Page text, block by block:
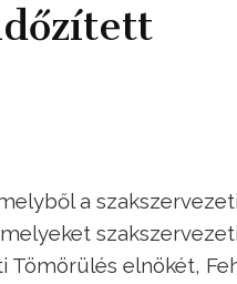
a
Tömörülés elnökét,